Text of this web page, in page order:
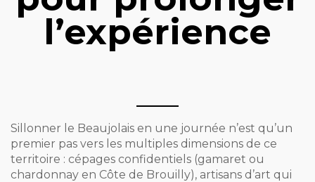
l’expérience
Sillonner le Beaujolais en une journée n’est qu’un
premier pas vers les multiples dimensions de ce
territoire : cépages confidentiels (gamaret ou
chardonnay en Côte de Brouilly), artisans d’art qui